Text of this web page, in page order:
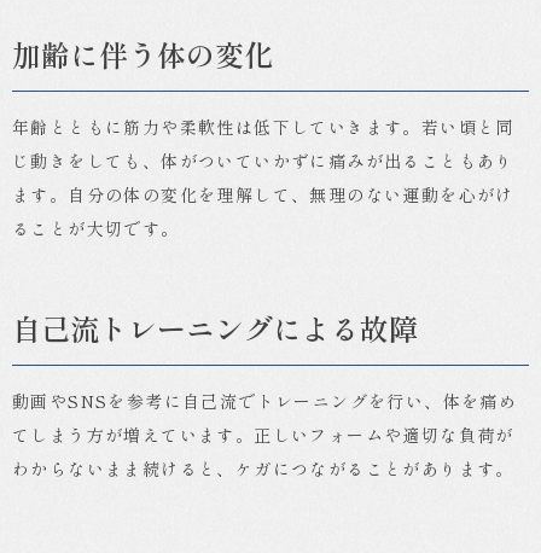
加齢に伴う体の変化
年齢とともに筋力や柔軟性は低下していきます。若い頃と同
じ動きをしても、体がついていかずに痛みが出ることもあり
ます。自分の体の変化を理解して、無理のない運動を心がけ
ることが大切です。
自己流トレーニングによる故障
動画やSNSを参考に自己流でトレーニングを行い、体を痛め
てしまう方が増えています。正しいフォームや適切な負荷が
わからないまま続けると、ケガにつながることがあります。